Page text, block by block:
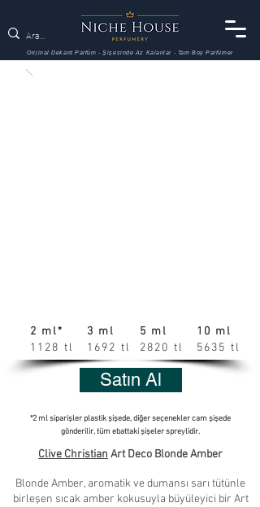
Orijinal Dekant Parfüm - Şişesinde Az Kalanlar - Tam Boy Parfümer
2 ml*
1128 tl
3 ml
1692 tl
5 ml
2820 tl
10 ml
5635 tl
Satın Al
*2 ml siparişler plastik şişede, diğer seçenekler cam şişede
gönderilir, tüm ebattaki şişeler spreylidir.
Clive Christian Art Deco Blonde Amber
Blonde Amber, aromatik ve dumansı sarı tütünle
birleşen sıcak amber kokusuyla büyüleyici bir Art